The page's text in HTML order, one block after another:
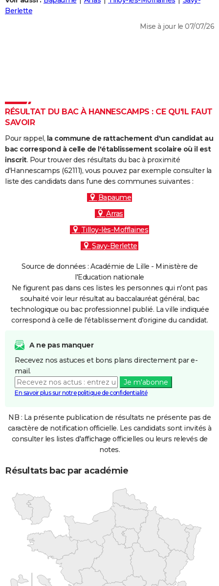
Destinations
City break
Voyage nature
Voyage de noces
Forum
Climat
+
PHOTO
Dictionnaire
Biographies
Citations
Expressions
Proverbes
PROGRAMME TV
S'inscrire
Se connecter
Lycées
Collèges
Primaires
Universités
Entreprises
Service militaire
Avis de recherche
AVIS DE DÉCÈS
FORUM
Berlette
Mise à jour le 07/07/26
RÉSULTAT DU BAC À HANNESCAMPS : CE QU'IL FAUT
SAVOIR
Pour rappel, la commune de rattachement d'un candidat au
bac correspond à celle de l'établissement scolaire où il est
inscrit. Pour trouver des résultats du bac à proximité
d'Hannescamps (62111), vous pouvez par exemple consulter la
liste des candidats dans l'une des communes suivantes :
Bapaume
Arras
Tilloy-lès-Mofflaines
Savy-Berlette
Source de données : Académie de Lille - Ministère de
l'Education nationale
Ne figurent pas dans ces listes les personnes qui n'ont pas
souhaité voir leur résultat au baccalauréat général, bac
technologique ou bac professionnel publié. La ville indiquée
correspond à celle de l'établissement d'origine du candidat.
A ne pas manquer
Recevez nos astuces et bons plans directement par e-
mail.
Je m'abonne
En savoir plus sur notre politique de confidentialité
NB : La présente publication de résultats ne présente pas de
caractère de notification officielle. Les candidats sont invités à
consulter les listes d'affichage officielles ou leurs relevés de
notes.
Résultats bac par académie